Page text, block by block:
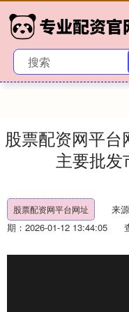
股票配资网平台
主要批发
股票配资网平台网址 来
期：2026-01-12 13:44:05